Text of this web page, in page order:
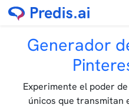
Generador
Experimente el poder
únicos que transmitan